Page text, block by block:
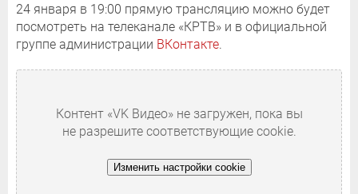
24 января в 19:00 прямую трансляцию можно будет
посмотреть на телеканале «КРТВ» и в официальной
группе администрации ВКонтакте.
Контент «VK Видео» не загружен, пока вы
не разрешите соответствующие cookie.
Изменить настройки cookie